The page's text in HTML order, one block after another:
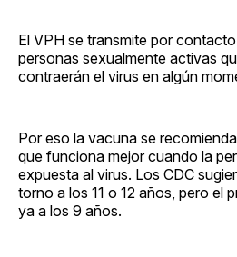
El VPH se transmite por
personas sexualmente activas
contraerán el virus en algún
Por eso la vacuna se
que funciona mejor cuando la
expuesta al virus. Los CDC
torno a los 11 o 12 años, pero el
ya a los 9 años.